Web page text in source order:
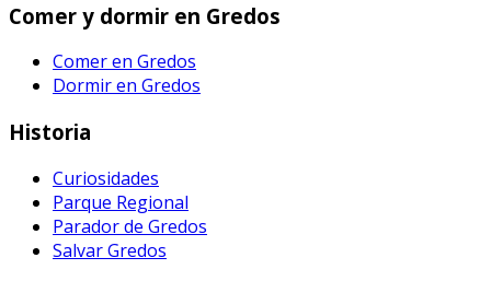
Comer y dormir en Gredos
Comer en Gredos
Dormir en Gredos
Historia
Curiosidades
Parque Regional
Parador de Gredos
Salvar Gredos